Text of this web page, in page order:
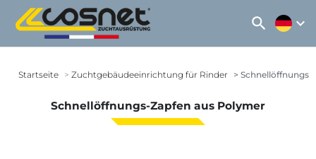
search expand_more
Startseite Zuchtgebäudeeinrichtung für Rinder Schnellöffnungs-
Schnellöffnungs-Zapfen aus Polymer